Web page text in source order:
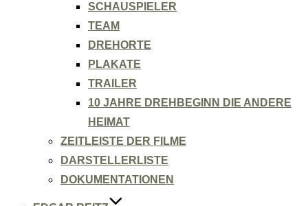
SCHAUSPIELER
TEAM
DREHORTE
PLAKATE
TRAILER
10 JAHRE DREHBEGINN DIE ANDERE
HEIMAT
ZEITLEISTE DER FILME
DARSTELLERLISTE
DOKUMENTATIONEN